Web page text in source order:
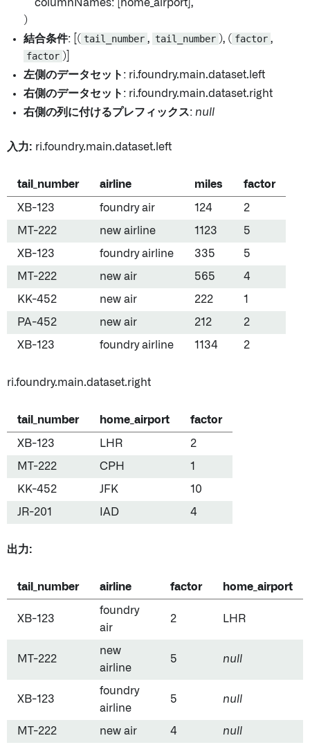
columnNames: [home_airport],
)
結合条件: [( tail_number , tail_number ), ( factor ,
factor )]
左側のデータセット : ri.foundry.main.dataset.left
右側のデータセット : ri.foundry.main.dataset.right
右側の列に付けるプレフィックス: null
入力: ri.foundry.main.dataset.left
tail_number airline miles factor
XB-123 foundry air 124 2
MT-222 new airline 1123 5
XB-123 foundry airline 335 5
MT-222 new air 565 4
KK-452 new air 222 1
PA-452 new air 212 2
XB-123 foundry airline 1134 2
ri.foundry.main.dataset.right
tail_number home_airport factor
XB-123 LHR 2
MT-222 CPH 1
KK-452 JFK 10
JR-201 IAD 4
出力:
tail_number airline factor home_airport
XB-123
foundry
air
2 LHR
MT-222
new
airline
5 null
XB-123
foundry
airline
5 null
MT-222 new air 4 null